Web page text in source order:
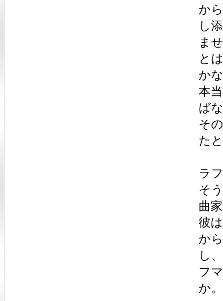
か
し
ま
と
か
本
ば
そ
た
ラ
そ
曲
彼
か
し
フ
か。